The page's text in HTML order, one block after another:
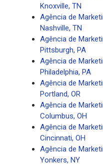
Knoxville, TN
Agência de
Nashville, TN
Agência de
Pittsburgh, PA
Agência de
Philadelphia, PA
Agência de
Portland, OR
Agência de
Columbus, OH
Agência de
Cincinnati, OH
Agência de
Yonkers, NY